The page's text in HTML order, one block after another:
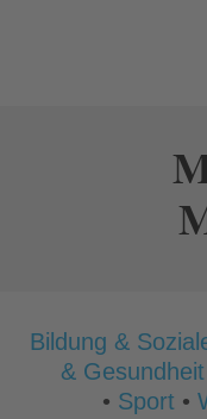
Bildung &
& Gesundheit
• Sport •